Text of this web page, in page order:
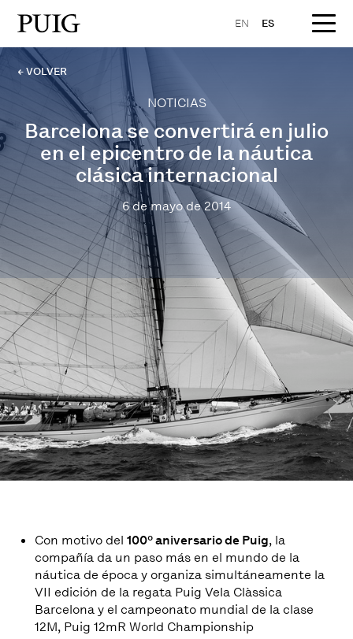
EN ES
← VOLVER
NOTICIAS
Barcelona se convertirá en julio
en el epicentro de la náutica
clásica internacional
6 de mayo de 2014
Con motivo del100º aniversario de Puig, la
compañía da un paso más en el mundo de la
náutica de época y organiza simultáneamente la
VII edición de la regata Puig Vela Clàssica
Barcelona y el campeonato mundial de la clase
12M, Puig 12mR World Championship